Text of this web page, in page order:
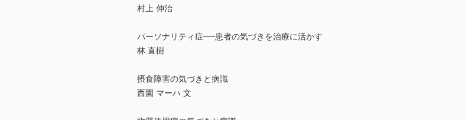
村上 伸治
パーソナリティ症──患者の気づきを治療に活かす
林 直樹
摂食障害の気づきと病識
西園 マーハ 文